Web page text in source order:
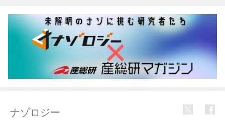
ナゾロジー